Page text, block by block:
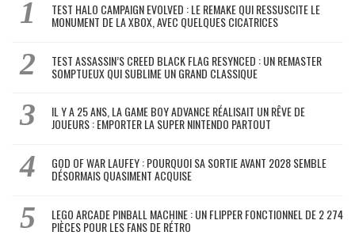
TEST HALO CAMPAIGN EVOLVED : LE REMAKE QUI RESSUSCITE LE
MONUMENT DE LA XBOX, AVEC QUELQUES CICATRICES
TEST ASSASSIN’S CREED BLACK FLAG RESYNCED : UN REMASTER
SOMPTUEUX QUI SUBLIME UN GRAND CLASSIQUE
IL Y A 25 ANS, LA GAME BOY ADVANCE RÉALISAIT UN RÊVE DE
JOUEURS : EMPORTER LA SUPER NINTENDO PARTOUT
GOD OF WAR LAUFEY : POURQUOI SA SORTIE AVANT 2028 SEMBLE
DÉSORMAIS QUASIMENT ACQUISE
LEGO ARCADE PINBALL MACHINE : UN FLIPPER FONCTIONNEL DE 2 274
PIÈCES POUR LES FANS DE RÉTRO